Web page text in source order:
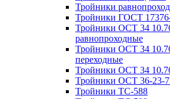
Тройники
Тройники ГОСТ
Тройники ОСТ 34
равнопроходные
Тройники ОСТ 34
переходные
Тройники ОСТ 34
Тройники ОСТ 36-23-
Тройники ТС-588